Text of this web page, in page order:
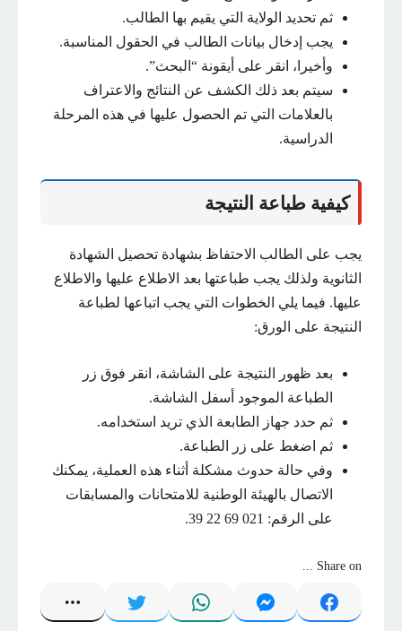
ثم تحديد الولاية التي يقيم بها الطالب.
يجب إدخال بيانات الطالب في الحقول المناسبة.
وأخيرا، انقر على أيقونة “البحث”.
سيتم بعد ذلك الكشف عن النتائج والاعتراف
بالعلامات التي تم الحصول عليها في هذه المرحلة
الدراسية.
كيفية طباعة النتيجة
يجب على الطالب الاحتفاظ بشهادة تحصيل الشهادة
الثانوية ولذلك يجب طباعتها بعد الاطلاع عليها والاطلاع
عليها. فيما يلي الخطوات التي يجب اتباعها لطباعة
النتيجة على الورق:
بعد ظهور النتيجة على الشاشة، انقر فوق زر
الطباعة الموجود أسفل الشاشة.
ثم حدد جهاز الطابعة الذي تريد استخدامه.
ثم اضغط على زر الطباعة.
وفي حالة حدوث مشكلة أثناء هذه العملية، يمكنك
الاتصال بالهيئة الوطنية للامتحانات والمسابقات
على الرقم: 021 69 22 39.
Share on ...